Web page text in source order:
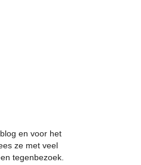
en voor het
ze met veel
tegenbezoek.